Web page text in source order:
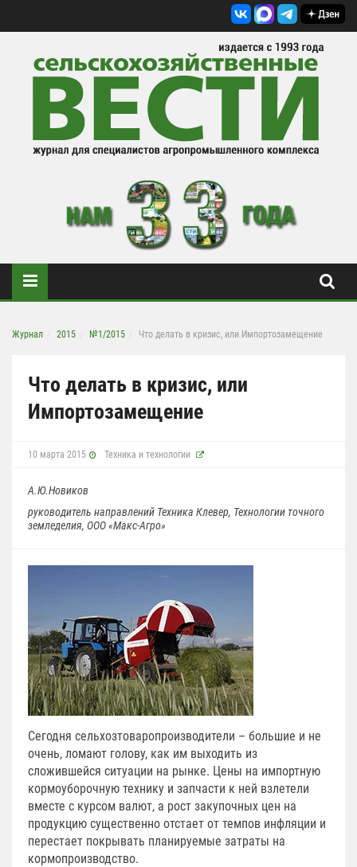
Журнал 2015 №1/2015 Что делать в кризис, или Импортозамещение
Что делать в кризис, или
Импортозамещение
10 марта 2015 Техника и технологии
А.Ю.Новиков
руководитель направлений Техника Клевер, Технологии точного
земледелия, ООО «Макс-Агро»
Сегодня сельхозтоваропроизводители – большие и не
очень, ломают голову, как им выходить из
сложившейся ситуации на рынке. Цены на импортную
кормоуборочную технику и запчасти к ней взлетели
вместе с курсом валют, а рост закупочных цен на
продукцию существенно отстает от темпов инфляции и
перестает покрывать планируемые затраты на
кормопроизводство.